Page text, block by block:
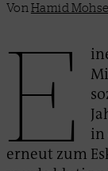
Von Hamid
E
in
erneut zum